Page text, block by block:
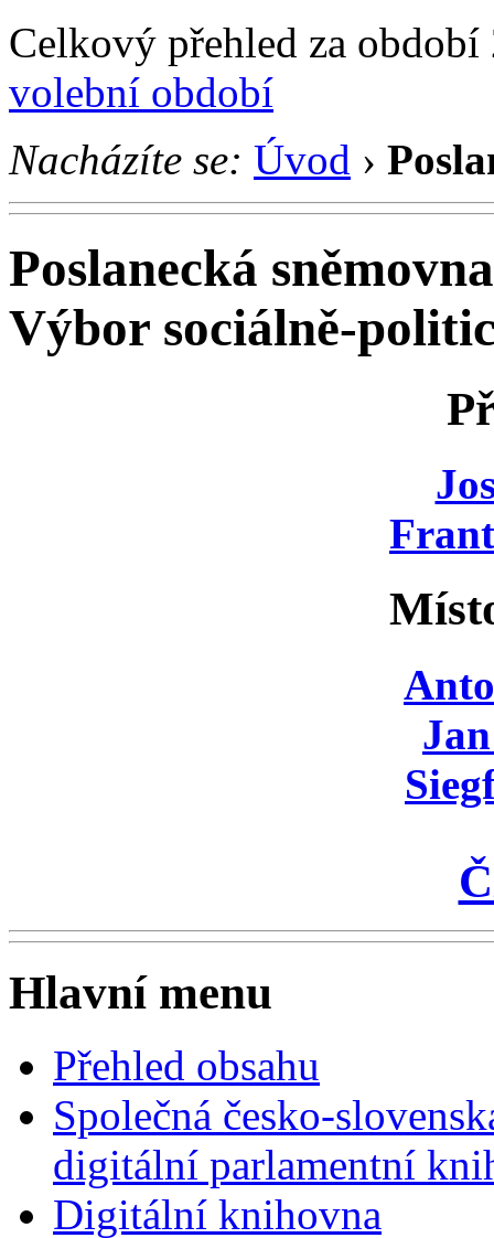
Celkový přehled za
volební období
Nacházíte se: Úvod ›
Poslanecká sněmovna
Výbor sociálně-
Hlavní menu
Přehled obsahu
Společná česko-
digitální parlamentní
Digitální knihovna